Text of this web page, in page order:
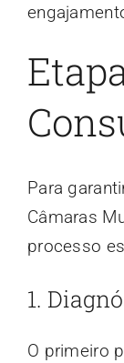
Para
Câmaras
processo
1.
O primeiro